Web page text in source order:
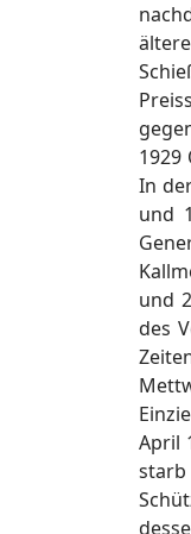
1929
In
und
und
des
April